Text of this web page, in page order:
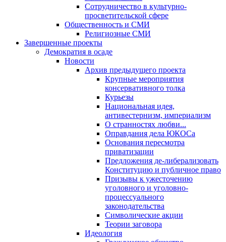
Сотрудничество в культурно-
просветительской сфере
Общественность и СМИ
Религиозные СМИ
Завершенные проекты
Демократия в осаде
Новости
Архив предыдущего проекта
Крупные мероприятия
консервативного толка
Курьезы
Национальная идея,
антивестернизм, империализм
О странностях любви...
Оправдания дела ЮКОСа
Основания пересмотра
приватизации
Предложения де-либерализовать
Конституцию и публичное право
Призывы к ужесточению
уголовного и уголовно-
процессуального
законодательства
Символические акции
Теории заговора
Идеология